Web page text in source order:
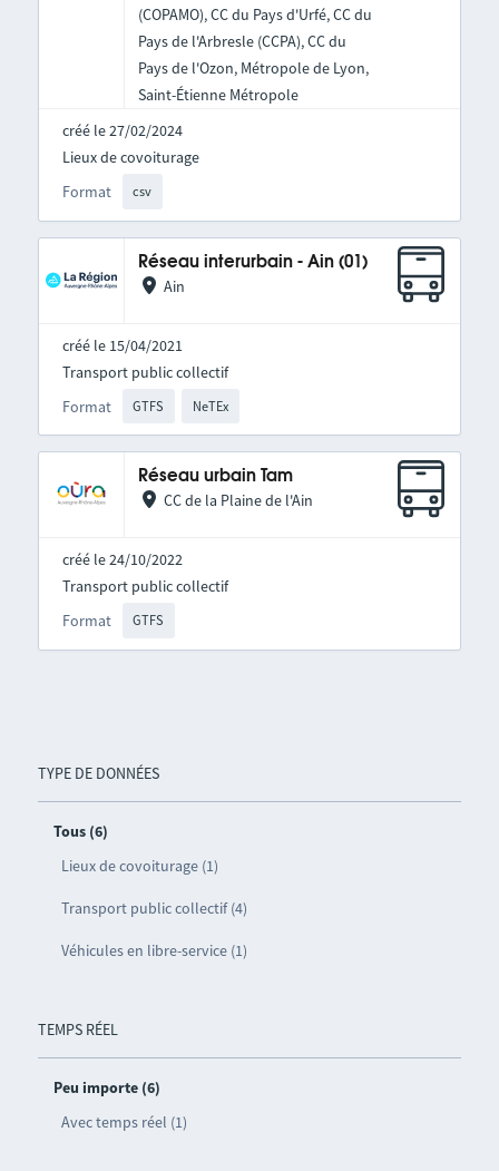
TYPE DE DONNÉES
Tous (6)
Lieux de covoiturage (1)
Transport public collectif (4)
Véhicules en libre-service (1)
TEMPS RÉEL
Peu importe (6)
Avec temps réel (1)
(COPAMO), CC du Pays d'Urfé, CC du
Pays de l'Arbresle (CCPA), CC du
Pays de l'Ozon, Métropole de Lyon,
Saint-Étienne Métropole
créé le 27/02/2024
Format csv
Lieux de covoiturage
Réseau interurbain - Ain (01)
Ain
créé le 15/04/2021
Format GTFS NeTEx
Transport public collectif
Réseau urbain Tam
CC de la Plaine de l'Ain
créé le 24/10/2022
Format GTFS
Transport public collectif